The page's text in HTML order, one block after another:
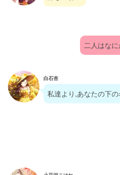
二人はな
白石杏
私達より,あなたの下の